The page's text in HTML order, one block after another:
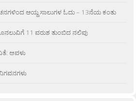
ಆಯ್ದ ಸಾಲುಗಳ ಓದು – 13ನೆಯ ಕಂತು
11 ವರುಶ ತುಂಬಿದ ನಲಿವು
ಅವಳು